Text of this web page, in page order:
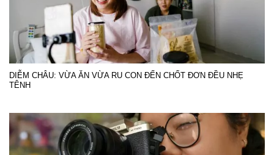
DIỄM CHÂU: VỪA ĂN VỪA RU CON ĐẾN CHỐT ĐƠN ĐỀU NHẸ
TÊNH